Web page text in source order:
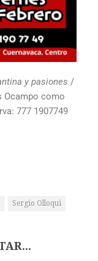
y pasiones /
Ocampo como
777 1907749
Sergio Olloqui